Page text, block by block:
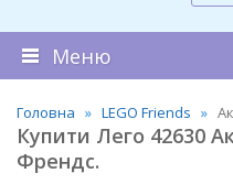
Меню
Головна LEGO Friends
Купити Лего 42630
Френдс.